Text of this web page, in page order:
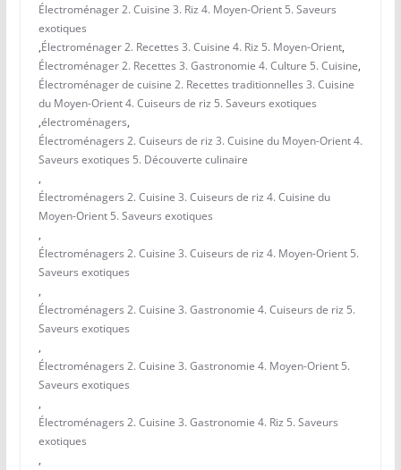
Électroménager 2. Cuisine 3. Riz 4. Moyen-Orient 5. Saveurs
exotiques
,Électroménager 2. Recettes 3. Cuisine 4. Riz 5. Moyen-Orient,
Électroménager 2. Recettes 3. Gastronomie 4. Culture 5. Cuisine,
Électroménager de cuisine 2. Recettes traditionnelles 3. Cuisine
du Moyen-Orient 4. Cuiseurs de riz 5. Saveurs exotiques
,électroménagers,
Électroménagers 2. Cuiseurs de riz 3. Cuisine du Moyen-Orient 4.
Saveurs exotiques 5. Découverte culinaire
,
Électroménagers 2. Cuisine 3. Cuiseurs de riz 4. Cuisine du
Moyen-Orient 5. Saveurs exotiques
,
Électroménagers 2. Cuisine 3. Cuiseurs de riz 4. Moyen-Orient 5.
Saveurs exotiques
,
Électroménagers 2. Cuisine 3. Gastronomie 4. Cuiseurs de riz 5.
Saveurs exotiques
,
Électroménagers 2. Cuisine 3. Gastronomie 4. Moyen-Orient 5.
Saveurs exotiques
,
Électroménagers 2. Cuisine 3. Gastronomie 4. Riz 5. Saveurs
exotiques
,